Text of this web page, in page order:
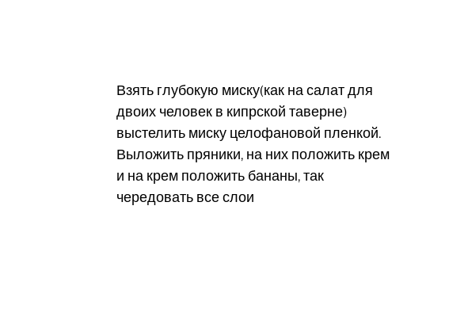
Взять глубокую миску(как на салат для
двоих человек в кипрской таверне)
выстелить миску целофановой пленкой.
Выложить пряники, на них положить крем
и на крем положить бананы, так
чередовать все слои